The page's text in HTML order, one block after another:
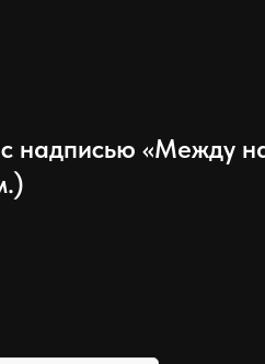
надписью «Между